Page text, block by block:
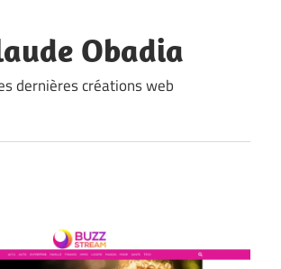
Obadia
dernières créations web